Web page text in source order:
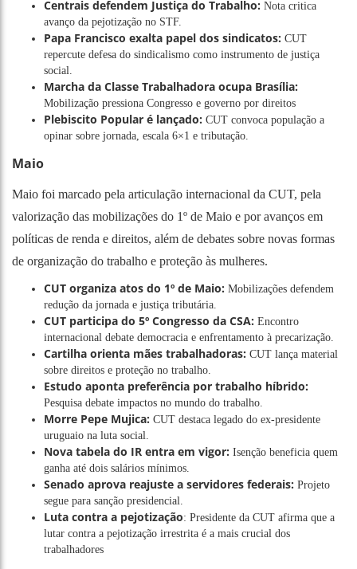
Centrais defendem Justiça do Trabalho: Nota critica
avanço da pejotização no STF.
Papa Francisco exalta papel dos sindicatos: CUT
repercute defesa do sindicalismo como instrumento de justiça
social.
Marcha da Classe Trabalhadora ocupa Brasília:
Mobilização pressiona Congresso e governo por direitos
Plebiscito Popular é lançado: CUT convoca população a
opinar sobre jornada, escala 6×1 e tributação.
Maio
Maio foi marcado pela articulação internacional da CUT, pela
valorização das mobilizações do 1º de Maio e por avanços em
políticas de renda e direitos, além de debates sobre novas formas
de organização do trabalho e proteção às mulheres.
CUT organiza atos do 1º de Maio: Mobilizações defendem
redução da jornada e justiça tributária.
CUT participa do 5º Congresso da CSA: Encontro
internacional debate democracia e enfrentamento à precarização.
Cartilha orienta mães trabalhadoras: CUT lança material
sobre direitos e proteção no trabalho.
Estudo aponta preferência por trabalho híbrido:
Pesquisa debate impactos no mundo do trabalho.
Morre Pepe Mujica: CUT destaca legado do ex-presidente
uruguaio na luta social.
Nova tabela do IR entra em vigor: Isenção beneficia quem
ganha até dois salários mínimos.
Senado aprova reajuste a servidores federais: Projeto
segue para sanção presidencial.
Luta contra a pejotização: Presidente da CUT afirma que a
lutar contra a pejotização irrestrita é a mais crucial dos
trabalhadores